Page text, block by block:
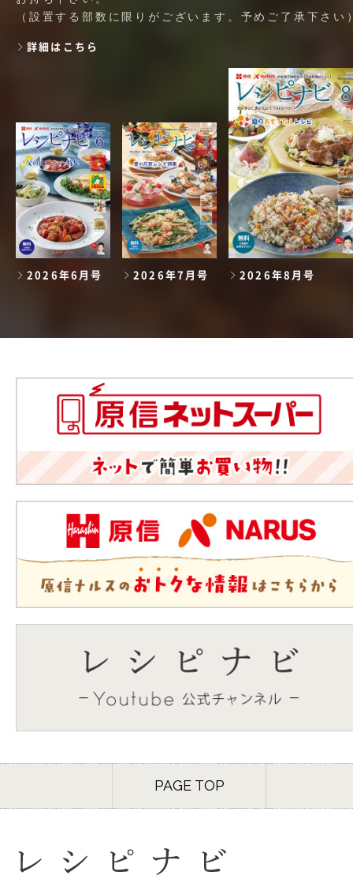
（設置する部数に限りがございます。予めご了承下さい
詳細はこちら
2026年6月号 2026年7月号 2026年8月号
PAGE TOP